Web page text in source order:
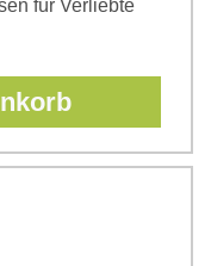
für Verliebte